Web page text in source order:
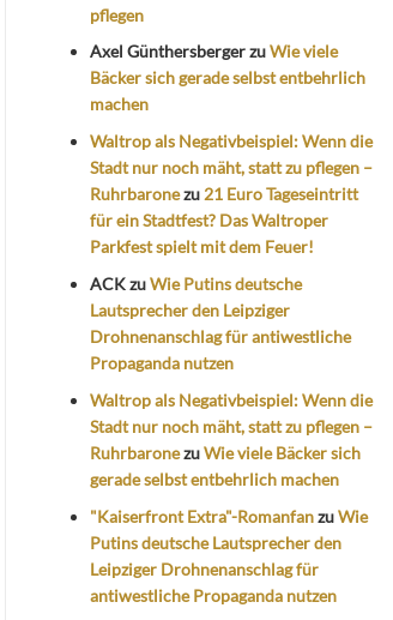
pflegen
Axel GünthersbergerzuWie viele
Bäcker sich gerade selbst entbehrlich
machen
Waltrop als Negativbeispiel: Wenn die
Stadt nur noch mäht, statt zu pflegen –
Ruhrbaronezu 21 Euro Tageseintritt
für ein Stadtfest? Das Waltroper
Parkfest spielt mit dem Feuer!
ACKzuWie Putins deutsche
Lautsprecher den Leipziger
Drohnenanschlag für antiwestliche
Propaganda nutzen
Waltrop als Negativbeispiel: Wenn die
Stadt nur noch mäht, statt zu pflegen –
RuhrbaronezuWie viele Bäcker sich
gerade selbst entbehrlich machen
"Kaiserfront Extra"-RomanfanzuWie
Putins deutsche Lautsprecher den
Leipziger Drohnenanschlag für
antiwestliche Propaganda nutzen